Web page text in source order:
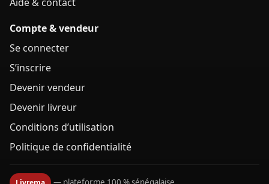
Compte & vendeur
Se connecter
S’inscrire
Devenir vendeur
Devenir livreur
Conditions d’utilisation
Politique de confidentialité